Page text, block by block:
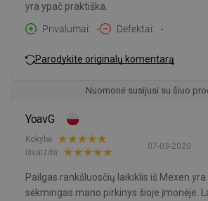
yra ypač praktiška.
Privalumai
- Defektai -
Parodykite originalų komentarą
Nuomonė susijusi su šiuo
YoavG
07-03-2020
Kokybė:
Išvaizda:
Pailgas rankšluosčių laikiklis iš Mexen
sėkmingas mano pirkinys šioje įmonėje.